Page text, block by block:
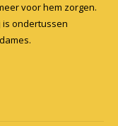
voor hem zorgen.
is ondertussen